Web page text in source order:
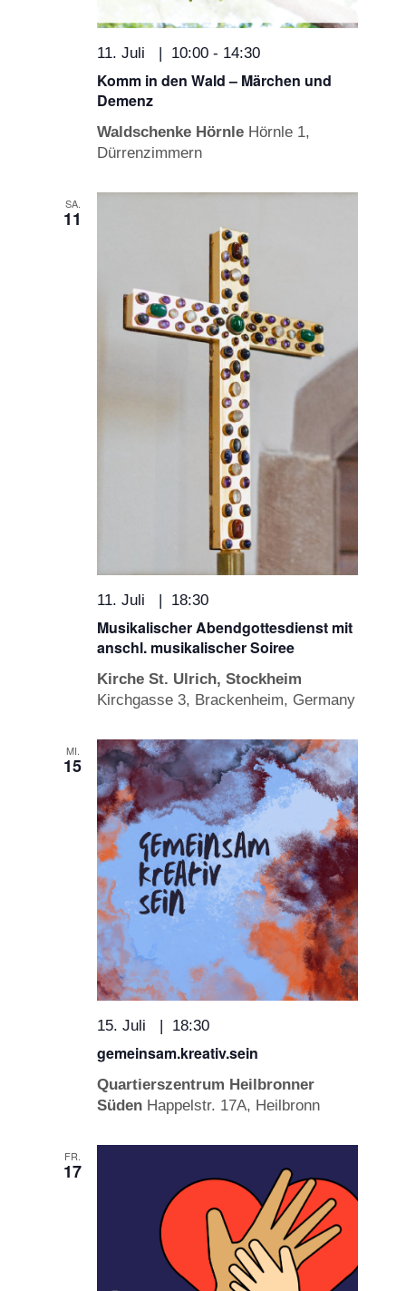
Komm in den Wald – Märchen und
Demenz
11. Juli | 10:00 - 14:30
Waldschenke Hörnle Hörnle 1,
Dürrenzimmern
SA.
11
Musikalischer Abendgottesdienst mit
anschl. musikalischer Soiree
11. Juli | 18:30
Kirche St. Ulrich, Stockheim
Kirchgasse 3, Brackenheim, Germany
MI.
15
gemeinsam.kreativ.sein
15. Juli | 18:30
Quartierszentrum Heilbronner
Süden Happelstr. 17A, Heilbronn
FR.
17